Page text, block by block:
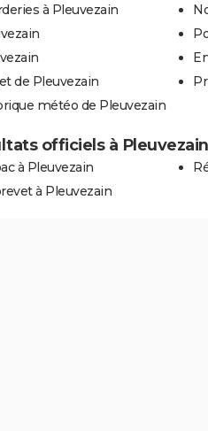
à Pleuvezain
de Pleuvezain
météo de Pleuvezain
officiels à Pleuvezain
à Pleuvezain
à Pleuvezain